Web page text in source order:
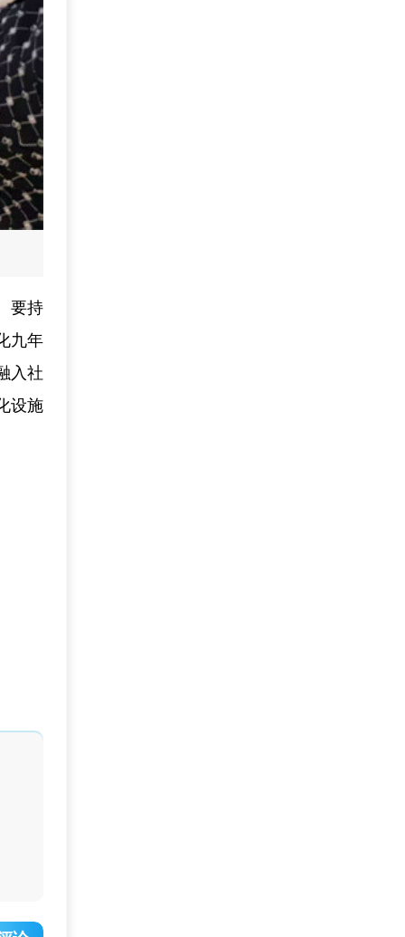
要持
九年
入社
设施